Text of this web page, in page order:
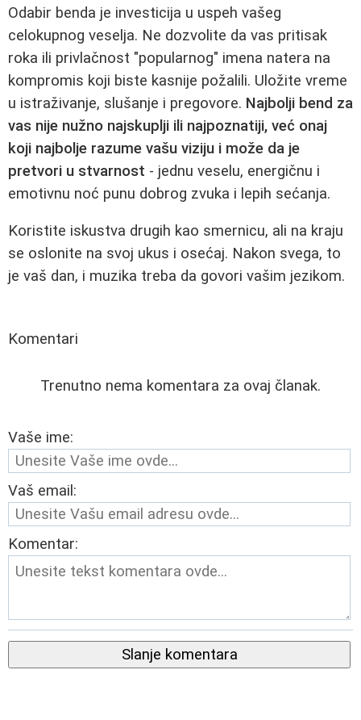
Odabir benda je investicija u uspeh vašeg
celokupnog veselja. Ne dozvolite da vas pritisak
roka ili privlačnost "popularnog" imena natera na
kompromis koji biste kasnije požalili. Uložite vreme
u istraživanje, slušanje i pregovore. Najbolji bend za
vas nije nužno najskuplji ili najpoznatiji, već onaj
koji najbolje razume vašu viziju i može da je
pretvori u stvarnost - jednu veselu, energičnu i
emotivnu noć punu dobrog zvuka i lepih sećanja.
Koristite iskustva drugih kao smernicu, ali na kraju
se oslonite na svoj ukus i osećaj. Nakon svega, to
je vaš dan, i muzika treba da govori vašim jezikom.
Komentari
Trenutno nema komentara za ovaj članak.
Vaše ime:
Vaš email:
Komentar:
Slanje komentara